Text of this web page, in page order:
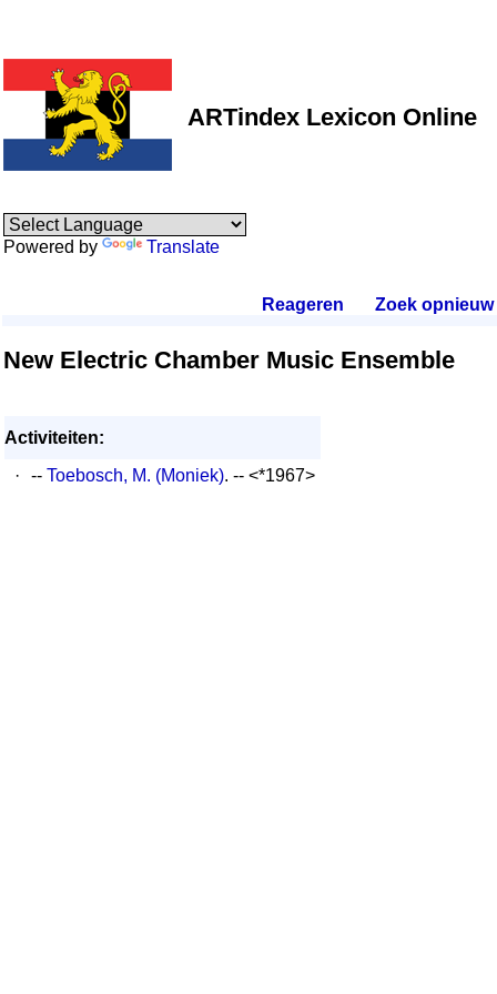
ARTindex Lexicon Online
Powered by Translate
Reageren Zoek opnieuw.
New Electric Chamber Music Ensemble
Activiteiten:
·
-- Toebosch, M. (Moniek). -- <*1967>